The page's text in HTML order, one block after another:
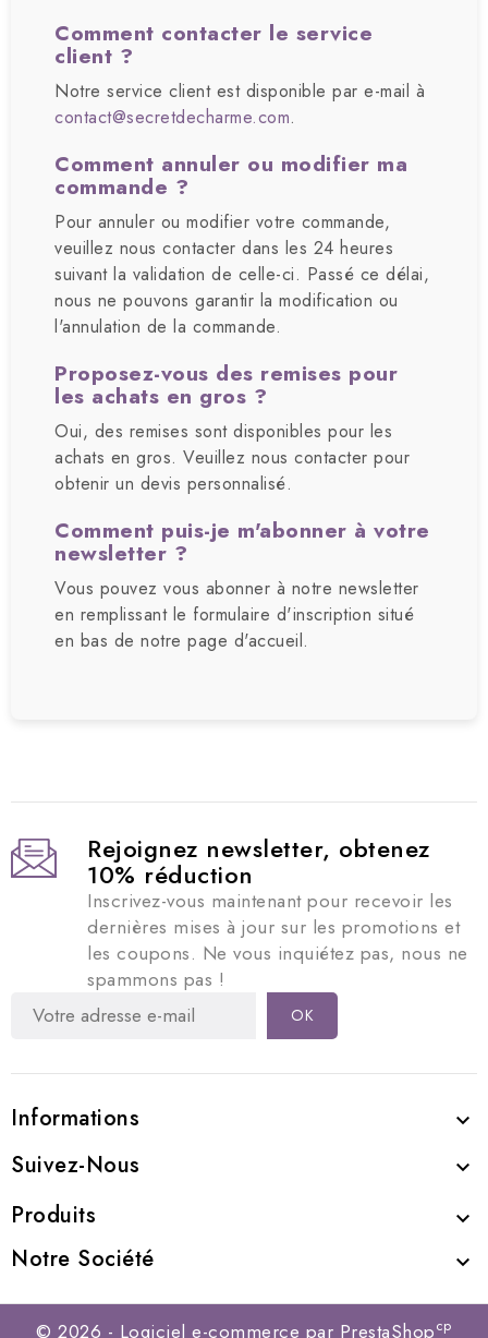
Comment contacter le service
client ?
Notre service client est disponible par e-mail à
contact@secretdecharme.com.
Comment annuler ou modifier ma
commande ?
Pour annuler ou modifier votre commande,
veuillez nous contacter dans les 24 heures
suivant la validation de celle-ci. Passé ce délai,
nous ne pouvons garantir la modification ou
l'annulation de la commande.
Proposez-vous des remises pour
les achats en gros ?
Oui, des remises sont disponibles pour les
achats en gros. Veuillez nous contacter pour
obtenir un devis personnalisé.
Comment puis-je m'abonner à votre
newsletter ?
Vous pouvez vous abonner à notre newsletter
en remplissant le formulaire d'inscription situé
en bas de notre page d'accueil.
Rejoignez newsletter, obtenez
10% réduction
Inscrivez-vous maintenant pour recevoir les
dernières mises à jour sur les promotions et
les coupons. Ne vous inquiétez pas, nous ne
spammons pas !
Informations 
Suivez-Nous 
Produits 
Notre Société 
© 2026 - Logiciel e-commerce par PrestaShopcp